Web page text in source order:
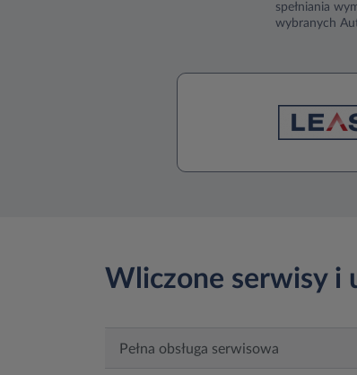
spełniania
wybranych
Wliczone serwisy i
Pełna obsługa serwisowa